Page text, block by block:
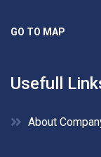
GO TO MAP
Usefull
About